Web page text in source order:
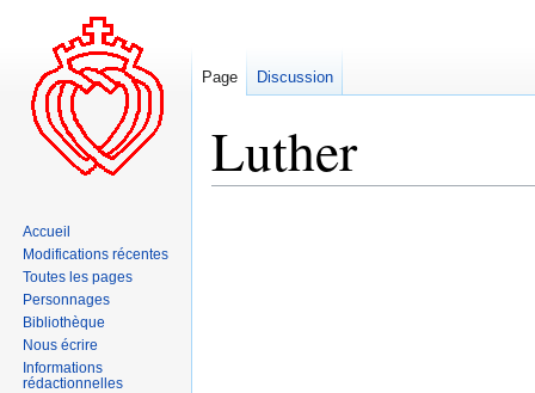
Luther
Page Discussion
Accueil
Modifications récentes
Toutes les pages
Personnages
Bibliothèque
Nous écrire
Informations
rédactionnelles